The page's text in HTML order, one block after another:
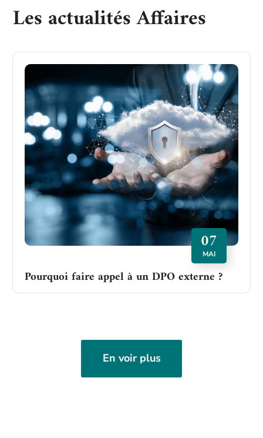
Les actualités Affaires
07
MAI
Pourquoi faire appel à un DPO externe ?
En voir plus